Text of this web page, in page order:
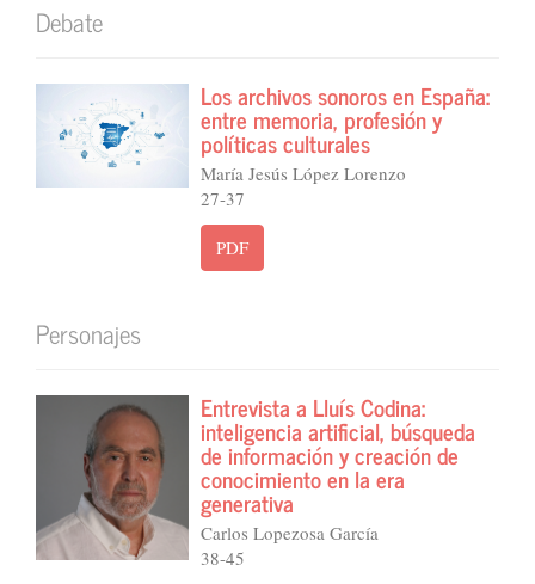
Debate
Los archivos sonoros en España:
entre memoria, profesión y
políticas culturales
María Jesús López Lorenzo
27-37
PDF
Personajes
Entrevista a Lluís Codina:
inteligencia artificial, búsqueda
de información y creación de
conocimiento en la era
generativa
Carlos Lopezosa García
38-45